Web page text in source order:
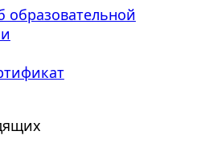
образовательной